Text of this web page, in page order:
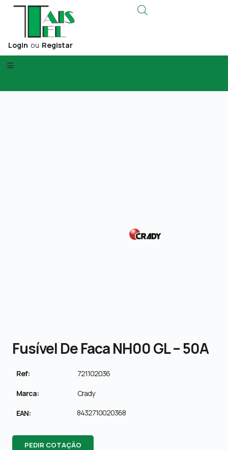
Login ou Registar
Fusível De Faca NH00 GL – 50A
Ref: 721102036
Marca: Crady
EAN: 8432710020368
PEDIR COTAÇÃO